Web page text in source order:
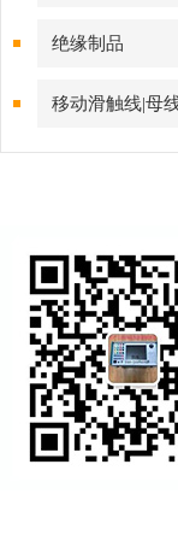
绝缘制品
移动滑触线|母